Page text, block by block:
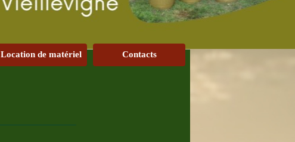
Location de matériel Contacts